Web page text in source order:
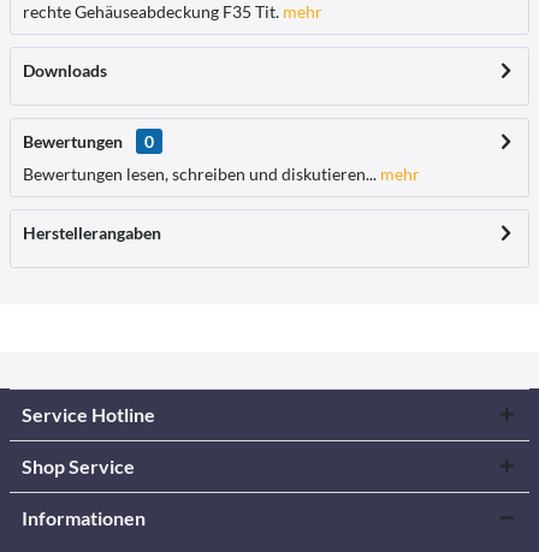
rechte Gehäuseabdeckung F35 Tit. mehr
Downloads
Bewertungen
0
Bewertungen lesen, schreiben und diskutieren... mehr
Herstellerangaben
Service Hotline
Shop Service
Informationen